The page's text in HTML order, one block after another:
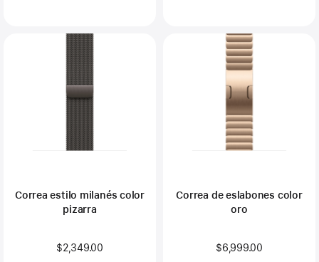
Correa estilo milanés color
pizarra
$2,349.00
Correa de eslabones color
oro
$6,999.00